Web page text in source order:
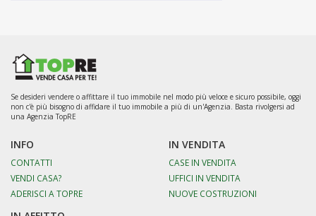
Fossacesia (0)
Fraine (0)
Francavilla al Mare
Fresagrandinaria (0)
Frisa (0)
Furci (1)
Gessopalena
Gissi (7)
Giuliano Teatino
Guardiagrele
Guilmi (0)
Lama dei Peligni
Se desideri vendere o affittare il tuo immobile nel modo più veloce e sicuro possibile, oggi
non c'è più bisogno di affidare il tuo immobile a più di un'Agenzia. Basta rivolgersi ad
una Agenzia TopRE
INFO
CONTATTI
VENDI CASA?
ADERISCI A TOPRE
IN VENDITA
CASE IN VENDITA
UFFICI IN VENDITA
NUOVE COSTRUZIONI